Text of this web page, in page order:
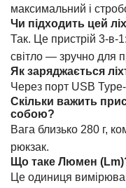
максимальний і
Чи підходить цей
Так. Це пристрій 3-в-
світло — зручно для
Як заряджається
Через порт USB
Скільки важить
собою?
Вага близько 280 г,
рюкзак.
Що таке Люмен
Це одиниця